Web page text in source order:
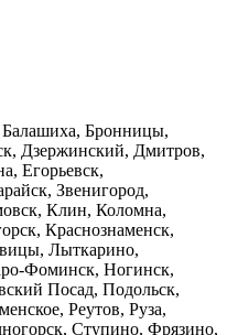
Балашиха, Бронницы,
Дзержинский, Дмитров,
Егорьевск,
Звенигород,
Клин, Коломна,
Краснознаменск,
Лыткарино,
Фоминск, Ногинск,
Посад, Подольск,
Реутов, Руза,
Ступино, Фрязино,